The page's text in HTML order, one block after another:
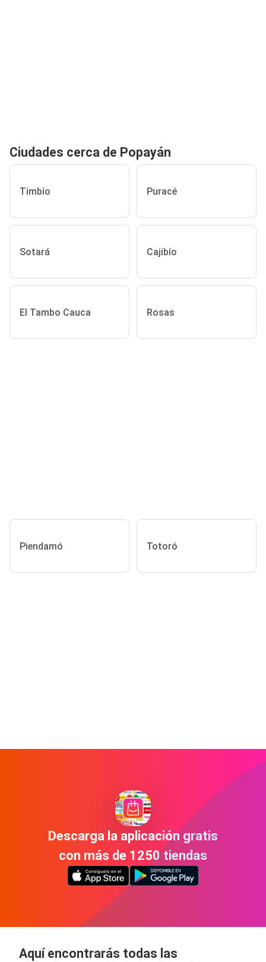
Ciudades cerca de Popayán
Timbío Puracé
Sotará Cajibío
El Tambo Cauca Rosas
Piendamó Totoró
Descarga la aplicación gratis
con más de 1250 tiendas
Aquí encontrarás todas las